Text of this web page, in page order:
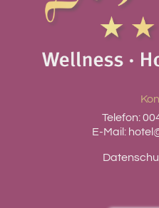
Telefon:
E-Mail: